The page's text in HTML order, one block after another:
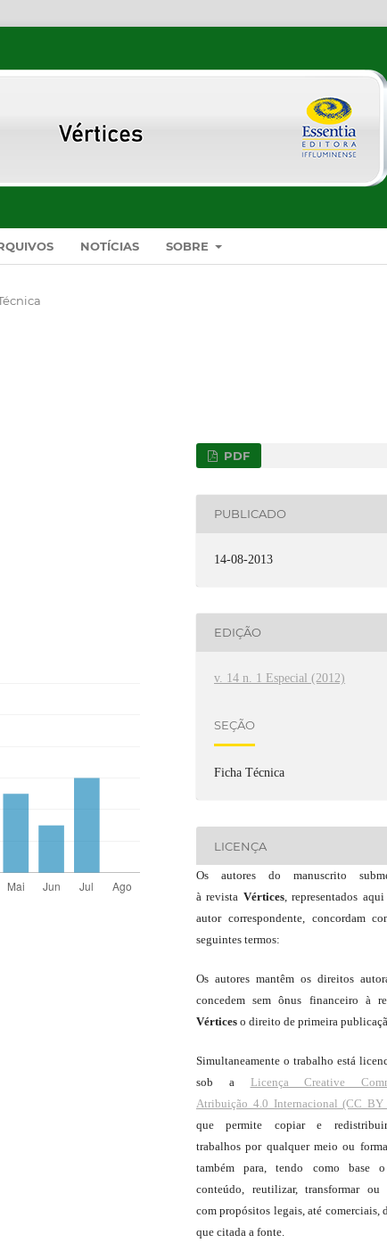
NOTÍCIAS SOBRE
PDF
PUBLICADO
14-08-2013
EDIÇÃO
v. 14 n. 1 Especial (2012)
SEÇÃO
Ficha Técnica
LICENÇA
Os autores do manuscrito
à revista Vértices, representados
autor correspondente, concordam
seguintes termos:
Os autores mantêm os direitos
concedem sem ônus financeiro à
Vértices o direito de primeira
Simultaneamente o trabalho está
sob a Licença Creative
Atribuição 4.0 Internacional (CC BY
que permite copiar e
trabalhos por qualquer meio ou
também para, tendo como base
conteúdo, reutilizar, transformar ou
com propósitos legais, até comerciais,
que citada a fonte.